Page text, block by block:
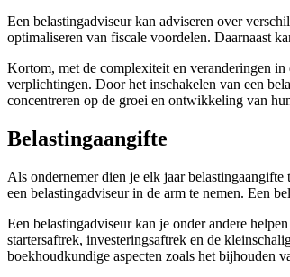
Een belastingadviseur kan adviseren over
optimaliseren van fiscale voordelen. Daarnaast
Kortom, met de complexiteit en veranderingen
verplichtingen. Door het inschakelen van een
concentreren op de groei en ontwikkeling van
Belastingaangifte
Als ondernemer dien je elk jaar
een belastingadviseur in de arm te nemen. Een
Een belastingadviseur kan je onder andere
startersaftrek, investeringsaftrek en de
boekhoudkundige aspecten zoals het bijhouden